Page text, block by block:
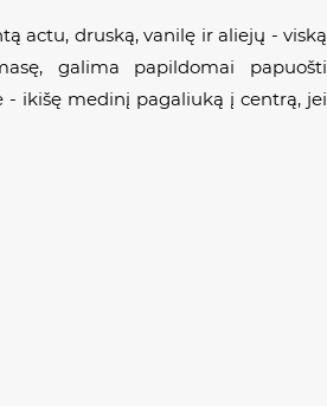
actu, druską, vanilę ir aliejų - viską
galima papildomai papuošti
ikišę medinį pagaliuką į centrą, jei